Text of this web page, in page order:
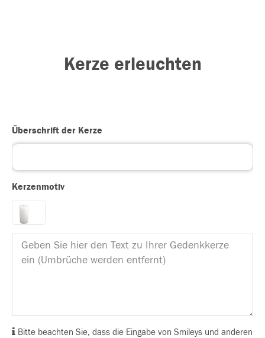
Kerze erleuchten
Überschrift der Kerze
Kerzenmotiv
Bitte beachten Sie, dass die Eingabe von Smileys und anderen